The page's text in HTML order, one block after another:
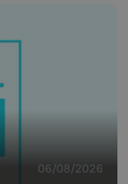
06/08/2026